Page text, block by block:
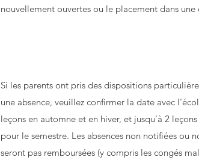
nouvellement ouvertes ou le placement dans une
Si les parents ont pris des dispositions
une absence, veuillez confirmer la date avec
leçons en automne et en hiver, et jusqu'à 2
pour le semestre. Les absences non notifiées ou
seront pas remboursées (y compris les congés